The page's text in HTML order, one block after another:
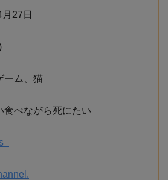
27日
ーム、猫
食べながら死にたい